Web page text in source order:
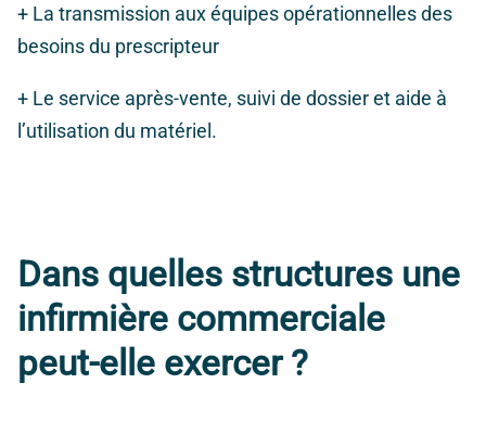
+ La transmission aux équipes opérationnelles des
besoins du prescripteur
+ Le service après-vente, suivi de dossier et aide à
l’utilisation du matériel.
Dans quelles structures une
infirmière commerciale
peut-elle exercer ?